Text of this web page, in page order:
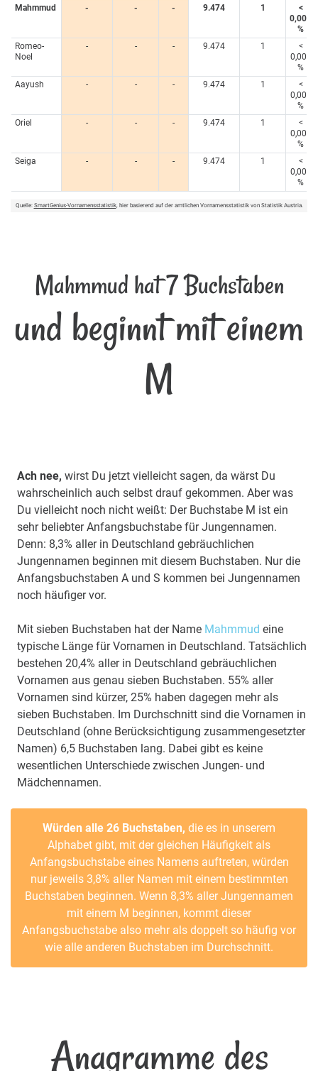
Mahmmud
- - - 9.474 1
<
0,005
%
Romeo-
Noel
- - - 9.474 1
<
0,005
%
Aayush
- - - 9.474 1
<
0,005
%
Oriel
- - - 9.474 1
<
0,005
%
Seiga
- - - 9.474 1
<
0,005
%
Quelle: SmartGenius-Vornamensstatistik, hier basierend auf der amtlichen Vornamensstatistik von Statistik Austria.
Mahmmud hat 7 Buchstaben
und beginnt mit einem
M
Ach nee, wirst Du jetzt vielleicht sagen, da wärst Du
wahrscheinlich auch selbst drauf gekommen. Aber was
Du vielleicht noch nicht weißt: Der Buchstabe M ist ein
sehr beliebter Anfangsbuchstabe für Jungennamen.
Denn: 8,3% aller in Deutschland gebräuchlichen
Jungennamen beginnen mit diesem Buchstaben. Nur die
Anfangsbuchstaben A und S kommen bei Jungennamen
noch häufiger vor.
Mit sieben Buchstaben hat der Name Mahmmud eine
typische Länge für Vornamen in Deutschland. Tatsächlich
bestehen 20,4% aller in Deutschland gebräuchlichen
Vornamen aus genau sieben Buchstaben. 55% aller
Vornamen sind kürzer, 25% haben dagegen mehr als
sieben Buchstaben. Im Durchschnitt sind die Vornamen in
Deutschland (ohne Berücksichtigung zusammengesetzter
Namen) 6,5 Buchstaben lang. Dabei gibt es keine
wesentlichen Unterschiede zwischen Jungen- und
Mädchennamen.
Würden alle 26 Buchstaben, die es in unserem
Alphabet gibt, mit der gleichen Häufigkeit als
Anfangsbuchstabe eines Namens auftreten, würden
nur jeweils 3,8% aller Namen mit einem bestimmten
Buchstaben beginnen. Wenn 8,3% aller Jungennamen
mit einem M beginnen, kommt dieser
Anfangsbuchstabe also mehr als doppelt so häufig vor
wie alle anderen Buchstaben im Durchschnitt.
Anagramme des